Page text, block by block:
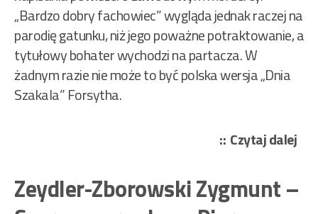
„Bardzo dobry fachowiec” wygląda jednak raczej na
parodię gatunku, niż jego poważne potraktowanie, a
tytułowy bohater wychodzi na partacza. W
żadnym razie nie może to być polska wersja „Dnia
Szakala” Forsytha.
Czytaj dalej
–
Zeydler-Zborowski Zygmunt –